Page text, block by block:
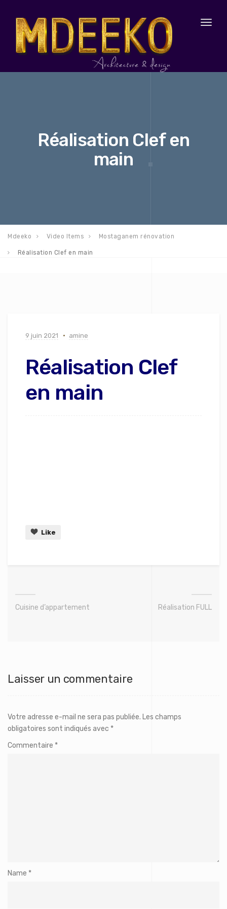
Toggle
Réalisation Clef en
main
Mdeeko Video Items Mostaganem rénovation
Réalisation Clef en main
9 juin 2021 amine
Réalisation Clef
en main
Like
Cuisine d’appartement Réalisation FULL
Laisser un commentaire
Votre adresse e-mail ne sera pas publiée. Les champs
obligatoires sont indiqués avec *
Commentaire *
Name *